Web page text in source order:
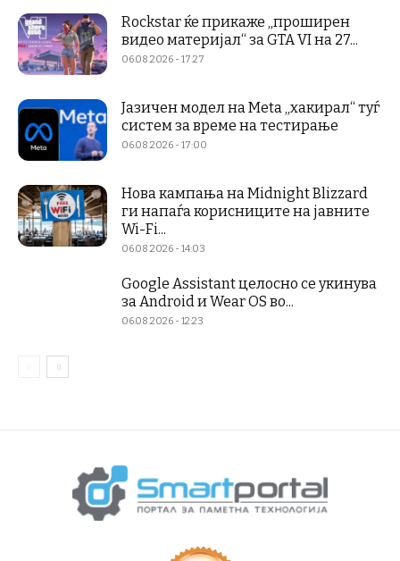
Rockstar ќе прикаже „проширен
видео материјал“ за GTA VI на 27...
06.08.2026 - 17:27
Јазичен модел на Meta „хакирал“ туѓ
систем за време на тестирање
06.08.2026 - 17:00
Нова кампања на Midnight Blizzard
ги напаѓа корисниците на јавните
Wi-Fi...
06.08.2026 - 14:03
Google Assistant целосно се укинува
за Android и Wear OS во...
06.08.2026 - 12:23